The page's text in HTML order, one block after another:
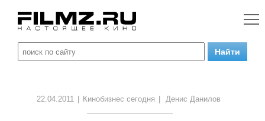
22.04.2011 Кинобизнес сегодня Денис Данилов